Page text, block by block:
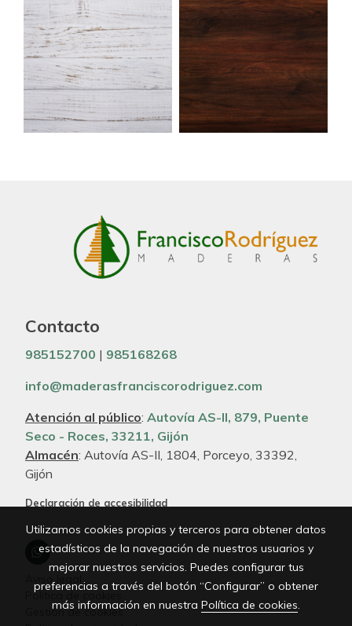
Contacto
985152700 | 985168268
info@maderasfranciscorodriguez.com
Atención al público: Autovía AS-II, 879, Puente
Seco - Roces, 33211, Gijón
Almacén: Autovía AS-II, 1804, Porceyo, 33392,
Gijón
Declaración de accesibilidad
Aviso legal
Política de cookies
Gestión de cookies
Utilizamos cookies propias y terceros para obtener datos
estadísticos de la navegación de nuestros usuarios y
mejorar nuestros servicios. Puedes configurar tus
preferencias a través del botón “Configurar” o obtener
más información en nuestra Política de cookies.